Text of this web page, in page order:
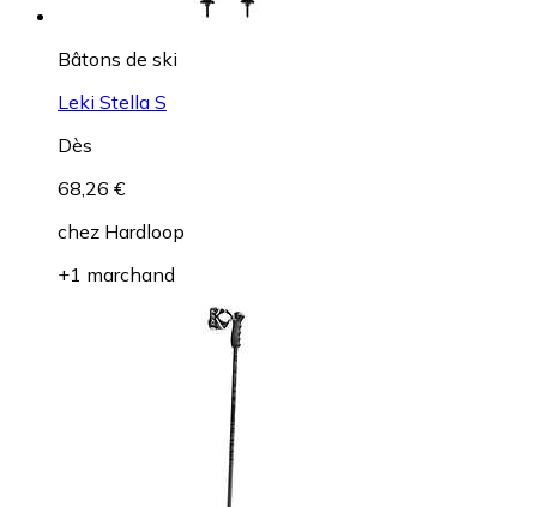
Bâtons de ski
Leki Stella S
Dès
68,26 €
chez Hardloop
+1 marchand